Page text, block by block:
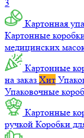
3
Картонная
Картонные
медицинских
Картонные
на заказ Хит
Упаковочные
Картонные
ручкой Коробки